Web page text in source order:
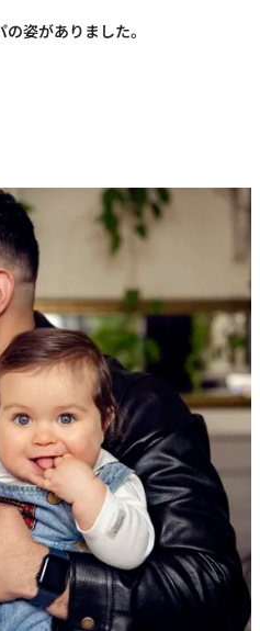
姿がありました。